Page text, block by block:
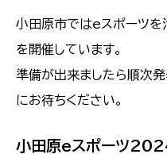
小田原市ではeスポーツを
を開催しています。
準備が出来ましたら順次
にお待ちください。
小田原eスポーツ